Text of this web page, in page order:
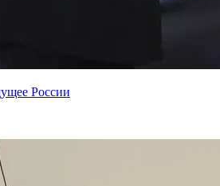
России